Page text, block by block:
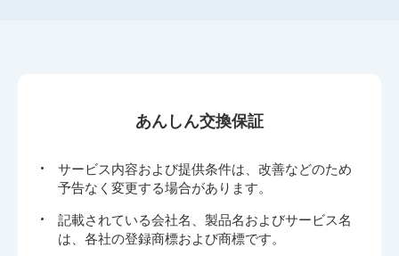
あんしん交換保証
サービス内容および提供条件は、改善などのため
予告なく変更する場合があります。
記載されている会社名、製品名およびサービス名
は、各社の登録商標および商標です。